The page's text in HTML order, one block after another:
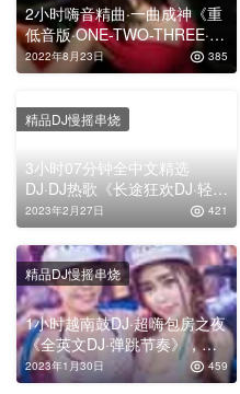
2小时嗨音精曲·一曲成神《重
低音版·ONE-TWO-THREE·十
万八千梦少年》，车载舞曲串
烧大碟
2022年8月23日 385
3小时07分钟全中文精选
DJ·DJ热歌《长途狂欢DJ·轻松
一路放肆嗨DJ》，车载舞曲串
烧大碟
2023年2月27日 421
精品DJ慢摇串烧
1小时越南鼓DJ·超嗨包房之夜
《全英文DJ·弹跳节奏》，车
载舞曲串烧大碟
2023年1月30日 459
精品DJ慢摇串烧